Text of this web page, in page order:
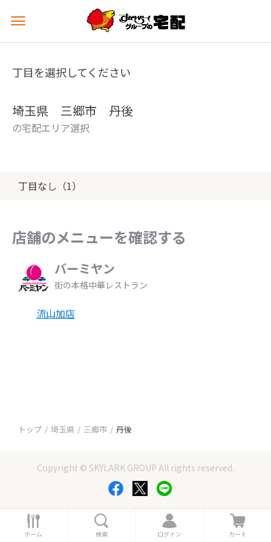
メ
ュ
を
丁目を選択してください
埼玉県 三郷市 丹後
の宅配エリア選択
丁目なし（1）
店舗のメニューを確認する
バーミヤン
街の本格中華レストラン
流山加店
トップ 埼玉県 三郷市 丹後
Copyright © SKYLARK GROUP All rights reserved.
ホ
ー
ホーム 索
検索
ロ
グ
ログイン
カ
ー
カート